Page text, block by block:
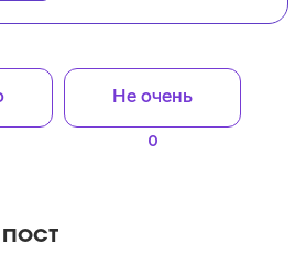
Не очень
0